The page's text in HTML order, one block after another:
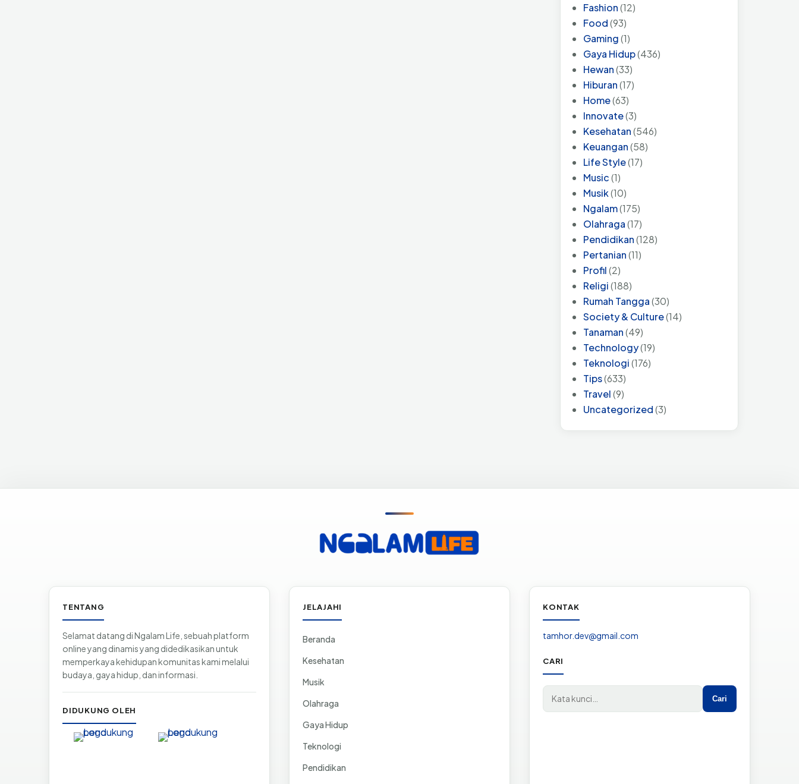
Fashion(12)
Food(93)
Gaming(1)
Gaya Hidup(436)
Hewan(33)
Hiburan(17)
Home(63)
Innovate(3)
Kesehatan(546)
Keuangan(58)
Life Style(17)
Music(1)
Musik(10)
Ngalam(175)
Olahraga(17)
Pendidikan(128)
Pertanian(11)
Profil(2)
Religi(188)
Rumah Tangga(30)
Society & Culture(14)
Tanaman(49)
Technology(19)
Teknologi(176)
Tips(633)
Travel(9)
Uncategorized(3)
TENTANG
Selamat datang di Ngalam Life, sebuah platform
online yang dinamis yang didedikasikan untuk
memperkaya kehidupan komunitas kami melalui
budaya, gaya hidup, dan informasi.
DIDUKUNG OLEH
JELAJAHI
Beranda
Kesehatan
Musik
Olahraga
Gaya Hidup
Teknologi
Pendidikan
KONTAK
tamhor.dev@gmail.com
CARI
Cari di situs
Cari